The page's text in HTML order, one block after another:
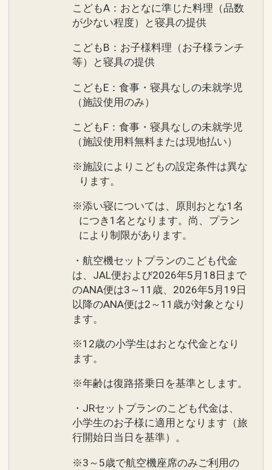
こどもA：おとなに準じた料理（品数
が少ない程度）と寝具の提供
こどもB：お子様料理（お子様ランチ
等）と寝具の提供
こどもE：食事・寝具なしの未就学児
（施設使用のみ）
こどもF：食事・寝具なしの未就学児
（施設使用料無料または現地払い）
※施設によりこどもの設定条件は異な
ります。
※添い寝については、原則おとな1名
につき1名となります。尚、プラン
により制限があります。
・航空機セットプランのこども代金
は、JAL便および2026年5月18日まで
のANA便は3～11歳、2026年5月19日
以降のANA便は2～11歳が対象となり
ます。
※12歳の小学生はおとな代金となり
ます。
※年齢は復路搭乗日を基準とします。
・JRセットプランのこども代金は、
小学生のお子様に適用となります（旅
行開始日当日を基準）。
※3～5歳で航空機座席のみご利用の